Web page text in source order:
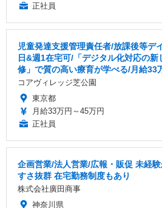
正社員
児童発達支援管理責任者/放課後等デ
日&週1在宅可/「デジタル化対応の
修」で質の高い療育が学べる/月給33
コアヴィレッジ芝公園
東京都
月給33万円～45万円
正社員
企画営業/法人営業/広報・販促 未経
すさ抜群 在宅勤務制度もあり
株式会社廣田商事
神奈川県